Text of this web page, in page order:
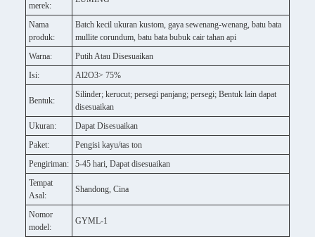
merek:
Nama
produk:
Batch kecil ukuran kustom, gaya sewenang-wenang, batu bata
mullite corundum, batu bata bubuk cair tahan api
Warna:
Putih Atau Disesuaikan
Isi:
Al2O3> 75%
Bentuk:
Silinder; kerucut; persegi panjang; persegi; Bentuk lain dapat
disesuaikan
Ukuran:
Dapat Disesuaikan
Paket:
Pengisi kayu/tas ton
Pengiriman:
5-45 hari, Dapat disesuaikan
Tempat
Asal:
Shandong, Cina
Nomor
model:
GYML-1